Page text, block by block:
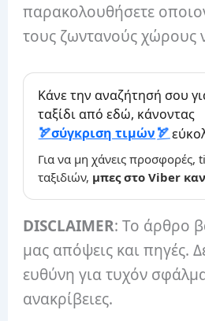
παρακολουθήσετε
τους ζωντανούς χώρους
Κάνε την αναζήτησή σου
ταξίδι από εδώ, κάνοντας
σύγκριση τιμών
Για να μη χάνεις προσφορές,
ταξιδιών, μπες στο Viber
DISCLAIMER: Το άρθρο
μας απόψεις και πηγές.
ευθύνη για τυχόν
ανακρίβειες.